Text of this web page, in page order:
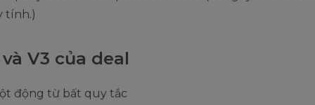
tính.)
và V3 của deal
động từ bất quy tắc